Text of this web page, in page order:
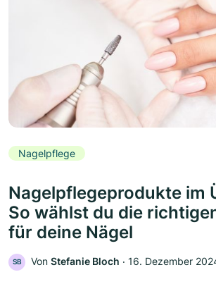
Nagelpflege
Nagelpflegeprodukte im
So wählst du die
für deine Nägel
SB Von Stefanie Bloch ‧ 16. Dezember